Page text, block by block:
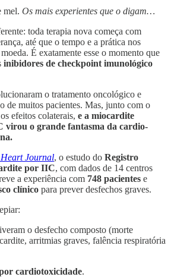
mel. Os mais experientes que o digam…
toda terapia nova começa com
até que o tempo e a prática nos
É exatamente esse o momento que
inibidores de checkpoint imunológico
o tratamento oncológico e
de muitos pacientes. Mas, junto com o
efeitos colaterais, e a miocardite
virou o grande fantasma da cardio-
Journal, o estudo do Registro
por IIC, com dados de 14 centros
a experiência com 748 pacientes e
clínico para prever desfechos graves.
o desfecho composto (morte
arritmias graves, falência respiratória
cardiotoxicidade.